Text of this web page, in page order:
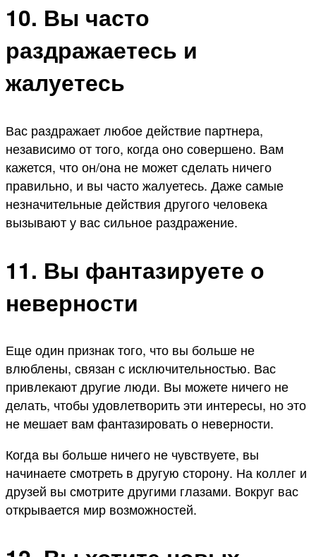
10. Вы часто
раздражаетесь и
жалуетесь
Вас раздражает любое действие партнера,
независимо от того, когда оно совершено. Вам
кажется, что он/она не может сделать ничего
правильно, и вы часто жалуетесь. Даже самые
незначительные действия другого человека
вызывают у вас сильное раздражение.
11. Вы фантазируете о
неверности
Еще один признак того, что вы больше не
влюблены, связан с исключительностью. Вас
привлекают другие люди. Вы можете ничего не
делать, чтобы удовлетворить эти интересы, но это
не мешает вам фантазировать о неверности.
Когда вы больше ничего не чувствуете, вы
начинаете смотреть в другую сторону. На коллег и
друзей вы смотрите другими глазами. Вокруг вас
открывается мир возможностей.